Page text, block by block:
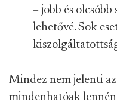
– jobb és
lehetővé. Sok
Mindez nem jelenti
mindenhatóak